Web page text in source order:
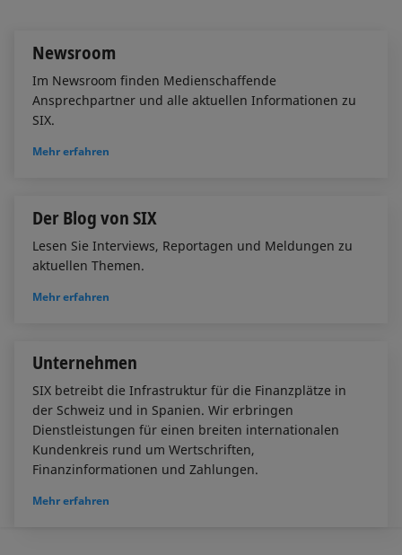
Newsroom
Im Newsroom finden Medienschaffende
Ansprechpartner und alle aktuellen Informationen zu
SIX.
Mehr erfahren
Der Blog von SIX
Lesen Sie Interviews, Reportagen und Meldungen zu
aktuellen Themen.
Mehr erfahren
Unternehmen
SIX betreibt die Infrastruktur für die Finanzplätze in
der Schweiz und in Spanien. Wir erbringen
Dienstleistungen für einen breiten internationalen
Kundenkreis rund um Wertschriften,
Finanzinformationen und Zahlungen.
Mehr erfahren